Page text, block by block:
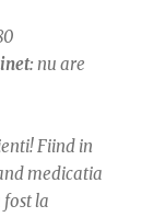
nu are
Fiind in
medicatia
fost la